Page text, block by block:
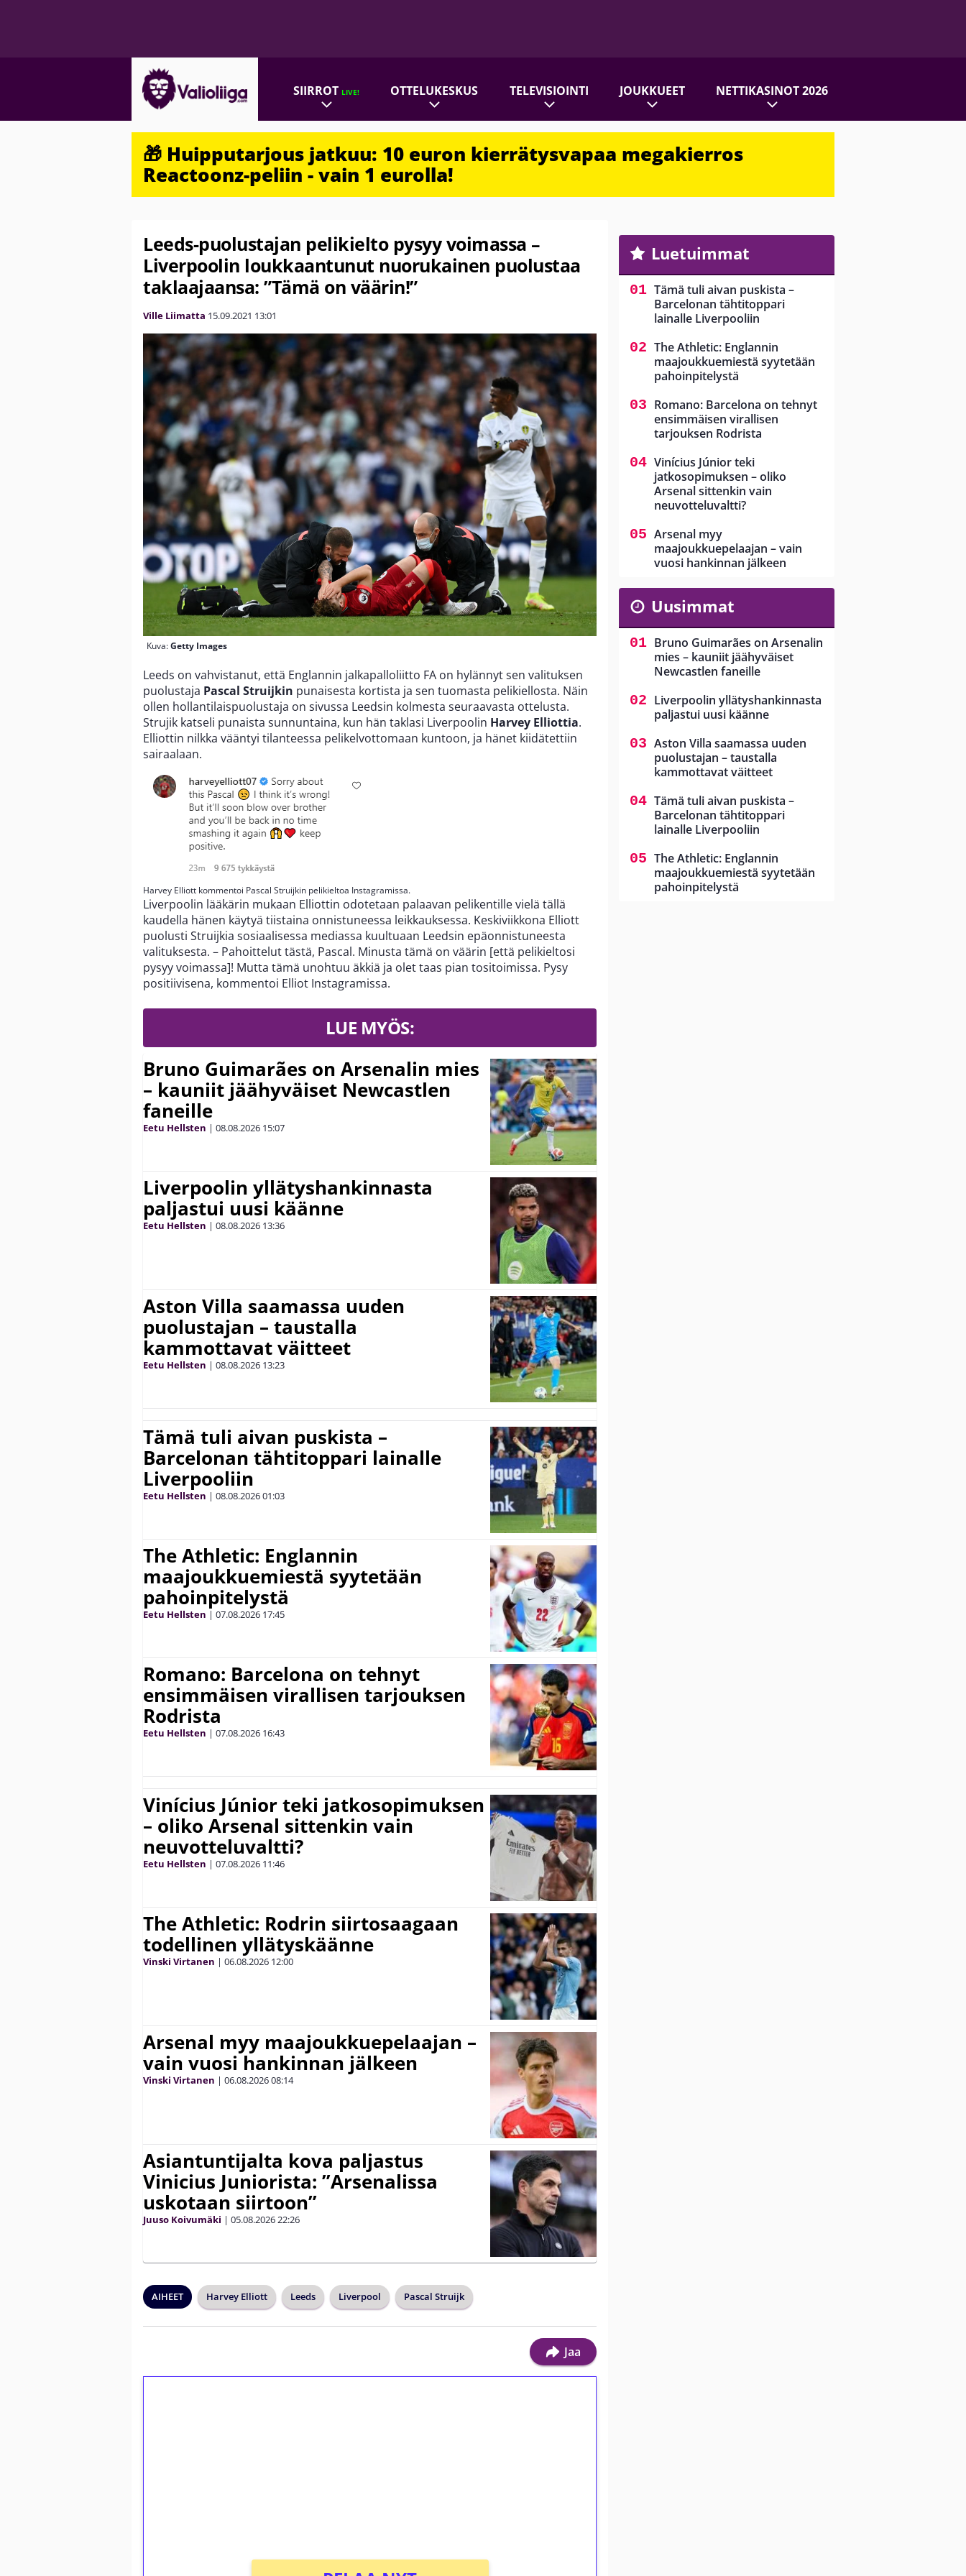
SIIRROTLIVE! OTTELUKESKUS TELEVISIOINTI JOUKKUEET NETTIKASINOT 2026
🎁 Huipputarjous jatkuu: 10 euron kierrätysvapaa megakierros
Reactoonz-peliin - vain 1 eurolla!
Leeds-puolustajan pelikielto pysyy voimassa –
Liverpoolin loukkaantunut nuorukainen puolustaa
taklaajaansa: ”Tämä on väärin!”
Ville Liimatta 15.09.2021 13:01
Kuva:Getty Images
Leeds on vahvistanut, että Englannin jalkapalloliitto FA on hylännyt sen valituksen
puolustaja Pascal Struijkin punaisesta kortista ja sen tuomasta pelikiellosta. Näin
ollen hollantilaispuolustaja on sivussa Leedsin kolmesta seuraavasta ottelusta.
Strujik katseli punaista sunnuntaina, kun hän taklasi Liverpoolin Harvey Elliottia.
Elliottin nilkka vääntyi tilanteessa pelikelvottomaan kuntoon, ja hänet kiidätettiin
sairaalaan.
Harvey Elliott kommentoi Pascal Struijkin pelikieltoa Instagramissa.
Liverpoolin lääkärin mukaan Elliottin odotetaan palaavan pelikentille vielä tällä
kaudella hänen käytyä tiistaina onnistuneessa leikkauksessa. Keskiviikkona Elliott
puolusti Struijkia sosiaalisessa mediassa kuultuaan Leedsin epäonnistuneesta
valituksesta. – Pahoittelut tästä, Pascal. Minusta tämä on väärin [että pelikieltosi
pysyy voimassa]! Mutta tämä unohtuu äkkiä ja olet taas pian tositoimissa. Pysy
positiivisena, kommentoi Elliot Instagramissa.
LUE MYÖS:
Bruno Guimarães on Arsenalin mies
– kauniit jäähyväiset Newcastlen
faneille
Eetu Hellsten | 08.08.2026 15:07
Liverpoolin yllätyshankinnasta
paljastui uusi käänne
Eetu Hellsten | 08.08.2026 13:36
Aston Villa saamassa uuden
puolustajan – taustalla
kammottavat väitteet
Eetu Hellsten | 08.08.2026 13:23
Tämä tuli aivan puskista –
Barcelonan tähtitoppari lainalle
Liverpooliin
Eetu Hellsten | 08.08.202601:03
The Athletic: Englannin
maajoukkuemiestä syytetään
pahoinpitelystä
Eetu Hellsten | 07.08.2026 17:45
Romano: Barcelona on tehnyt
ensimmäisen virallisen tarjouksen
Rodrista
Eetu Hellsten | 07.08.2026 16:43
Vinícius Júnior teki jatkosopimuksen
– oliko Arsenal sittenkin vain
neuvotteluvaltti?
Eetu Hellsten | 07.08.2026 11:46
The Athletic: Rodrin siirtosaagaan
todellinen yllätyskäänne
Vinski Virtanen | 06.08.2026 12:00
Arsenal myy maajoukkuepelaajan –
vain vuosi hankinnan jälkeen
Vinski Virtanen | 06.08.202608:14
Asiantuntijalta kova paljastus
Vinicius Juniorista: ”Arsenalissa
uskotaan siirtoon”
Juuso Koivumäki | 05.08.202622:26
AIHEET Harvey Elliott Leeds Liverpool Pascal Struijk
Jaa
Luetuimmat
Tämä tuli aivan puskista –
Barcelonan tähtitoppari
lainalle Liverpooliin
The Athletic: Englannin
maajoukkuemiestä syytetään
pahoinpitelystä
Romano: Barcelona on tehnyt
ensimmäisen virallisen
tarjouksen Rodrista
Vinícius Júnior teki
jatkosopimuksen – oliko
Arsenal sittenkin vain
neuvotteluvaltti?
Arsenal myy
maajoukkuepelaajan – vain
vuosi hankinnan jälkeen
Uusimmat
Bruno Guimarães on Arsenalin
mies – kauniit jäähyväiset
Newcastlen faneille
Liverpoolin yllätyshankinnasta
paljastui uusi käänne
Aston Villa saamassa uuden
puolustajan – taustalla
kammottavat väitteet
Tämä tuli aivan puskista –
Barcelonan tähtitoppari
lainalle Liverpooliin
The Athletic: Englannin
maajoukkuemiestä syytetään
pahoinpitelystä